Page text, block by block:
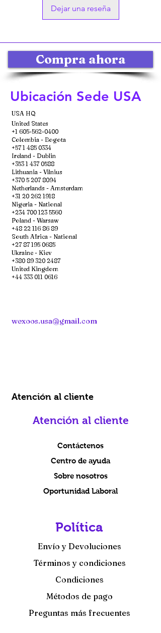
Dejar una reseña
Compra ahora
Ubicación Sede USA
USA HQ
United States
+1 605-562-0400
Colombia - Bogota
+57 1 485 0334
Ireland - Dublin
+353 1 437 0588
Lithuania - Vilnius
+370 5 207 8094
Netherlands - Amsterdam
+31 20 262 1918
Nigeria - National
+234 700 123 5560
Poland - Warsaw
+48 22 116 86 89
South Africa - National
+27 87 195 0685
Ukraine - Kiev
+380 89 320 2487
United Kingdom
+44 333 011 0616
wexoos.usa@gmail.com
Atención al cliente
Atención al cliente
Contáctenos
Centro de ayuda
Sobre nosotros
Oportunidad Laboral
Política
Envío y Devoluciones
Términos y condiciones
Condiciones
Métodos de pago
Preguntas más frecuentes